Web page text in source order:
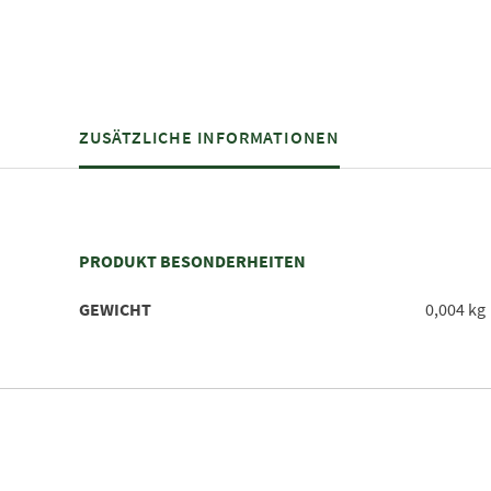
ZUSÄTZLICHE INFORMATIONEN
PRODUKT BESONDERHEITEN
GEWICHT 0,004 kg